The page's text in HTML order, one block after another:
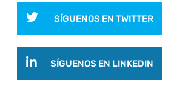
SÍGUENOS EN TWITTER
SÍGUENOS EN LINKEDIN